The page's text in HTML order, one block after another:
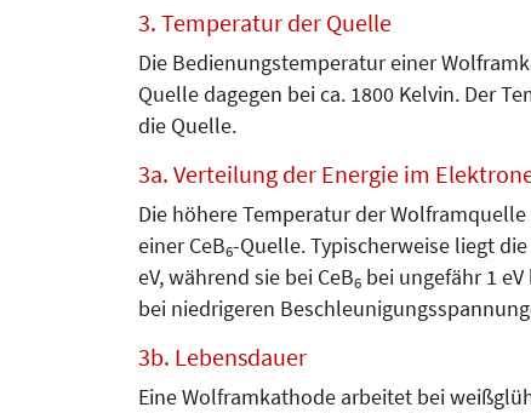
3. Temperatur der Quelle
Die Bedienungstemperatur einer
Quelle dagegen bei ca. 1800 Kelvin. Der
die Quelle.
3a. Verteilung der Energie im
Die höhere Temperatur der
einer CeB6-Quelle. Typischerweise liegt
eV, wäh­rend sie bei CeB6 bei ungefähr 1
bei niedrige­ren
3b. Lebensdauer
Eine Wolframkathode arbeitet bei